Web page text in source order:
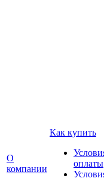
О
компании
Как купить
оплаты